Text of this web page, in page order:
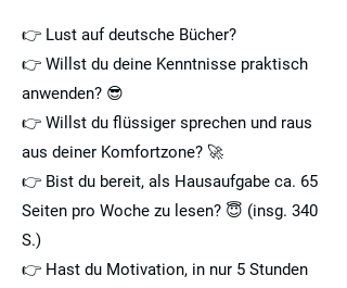
👉 Lust auf deutsche Bücher?
👉 Willst du deine Kenntnisse praktisch
anwenden? 😎
👉 Willst du flüssiger sprechen und raus
aus deiner Komfortzone? 🚀
👉 Bist du bereit, als Hausaufgabe ca. 65
Seiten pro Woche zu lesen? 😇 (insg. 340
S.)
👉 Hast du Motivation, in nur 5 Stunden